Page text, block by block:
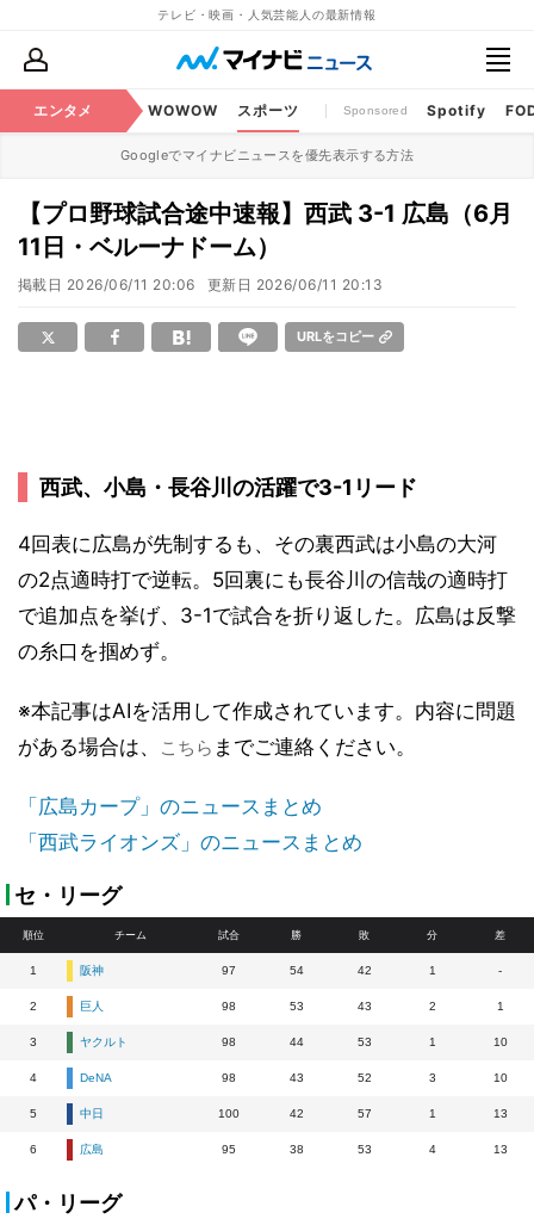
テレビ・映画・人気芸能人の最新情報
エンタメ
・CS番組 WOWOW スポーツ Sponsored Spotify
Googleでマイナビニュースを優先表示する方法
【プロ野球試合途中速報】西武 3-1 広島（6月
11日・ベルーナドーム）
掲載日 2026/06/11 20:06 更新日 2026/06/11 20:13
URLをコピー
西武、小島・長谷川の活躍で3-1リード
4回表に広島が先制するも、その裏西武は小島の大河
の2点適時打で逆転。5回裏にも長谷川の信哉の適時打
で追加点を挙げ、3-1で試合を折り返した。広島は反撃
の糸口を掴めず。
※本記事はAIを活用して作成されています。内容に問題
がある場合は、
こちら までご連絡ください。
「広島カープ」のニュースまとめ
「西武ライオンズ」のニュースまとめ
セ・リーグ
順位 チーム 試合 勝 敗 分 差
1 阪神 97 54 42 1 -
2 巨人 98 53 43 2 1
3 ヤクルト 98 44 53 1 10
4 DeNA 98 43 52 3 10
5 中日 100 42 57 1 13
6 広島 95 38 53 4 13
パ・リーグ